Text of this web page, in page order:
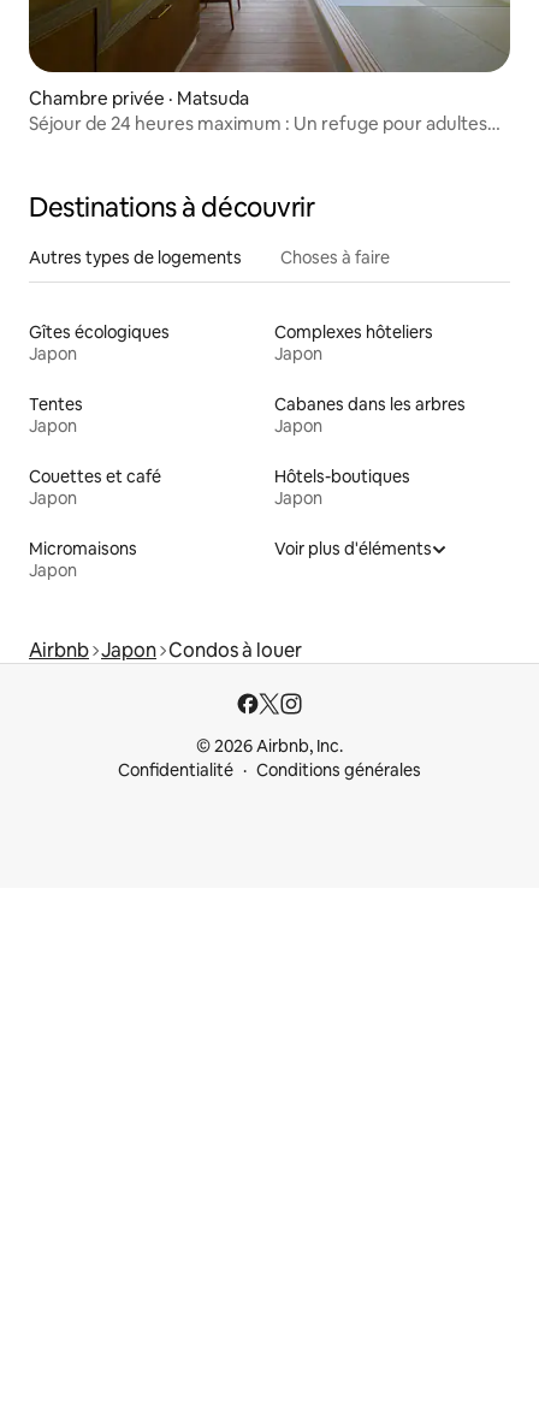
Chambre privée · Matsuda
Séjour de 24 heures maximum : Un refuge pour adultes
Destinations à découvrir
Autres types de logements Choses à faire
Gîtes écologiques
Japon
Complexes hôteliers
Japon
Tentes
Japon
Cabanes dans les arbres
Japon
Couettes et café
Japon
Hôtels-boutiques
Japon
Micromaisons
Japon
Voir plus d'éléments
Airbnb Japon Condos à louer
© 2026 Airbnb, Inc.
Confidentialité
Conditions générales